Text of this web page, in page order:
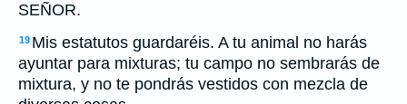
SEÑOR.
19 Mis estatutos guardaréis. A tu animal no harás
ayuntar para mixturas; tu campo no sembrarás de
mixtura, y no te pondrás vestidos con mezcla de